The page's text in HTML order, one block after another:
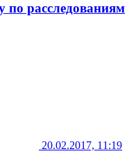
расследованиям
20.02.2017, 11:19